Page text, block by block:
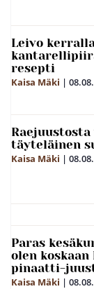
Leivo
resepti
Kaisa Mäki |
täyteläinen
Kaisa Mäki |
Paras
olen
pinaatti-
Kaisa Mäki |